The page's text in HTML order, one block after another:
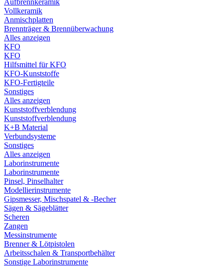
Aufbrennkeramik
Vollkeramik
Anmischplatten
Brennträger & Brennüberwachung
Alles anzeigen
KFO
KFO
Hilfsmittel für KFO
KFO-Kunststoffe
KFO-Fertigteile
Sonstiges
Alles anzeigen
Kunststoffverblendung
Kunststoffverblendung
K+B Material
Verbundsysteme
Sonstiges
Alles anzeigen
Laborinstrumente
Laborinstrumente
Pinsel, Pinselhalter
Modellierinstrumente
Gipsmesser, Mischspatel & -Becher
Sägen & Sägeblätter
Scheren
Zangen
Messinstrumente
Brenner & Lötpistolen
Arbeitsschalen & Transportbehälter
Sonstige Laborinstrumente